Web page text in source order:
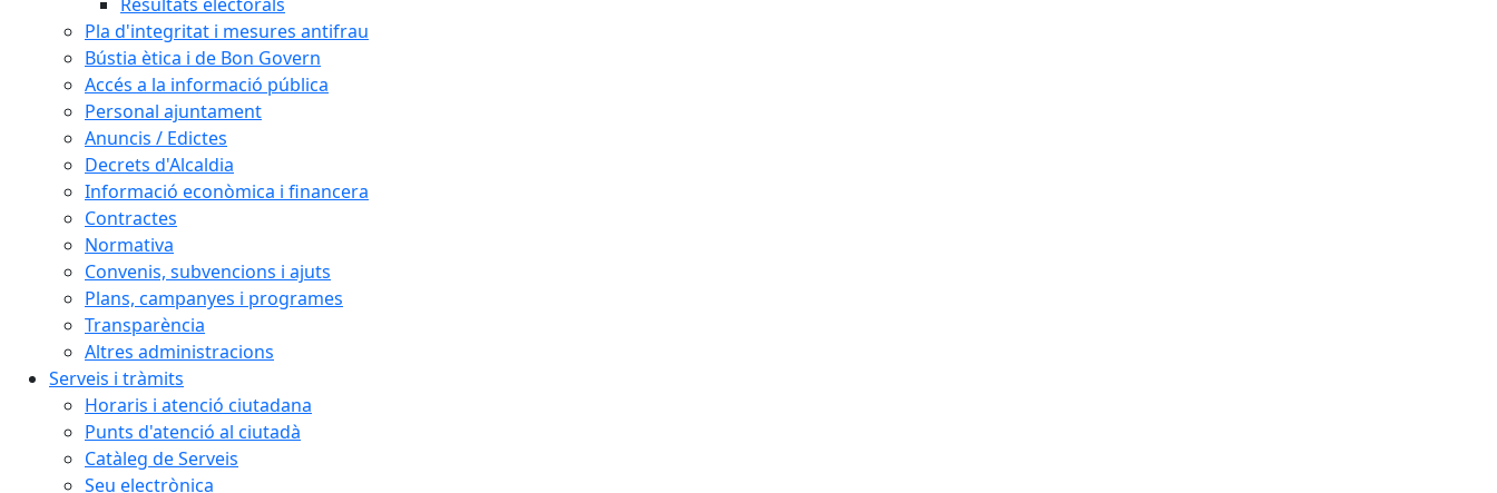
Pla d'integritat i mesures antifrau
Bústia ètica i de Bon Govern
Accés a la informació pública
Personal ajuntament
Anuncis / Edictes
Decrets d'Alcaldia
Informació econòmica i financera
Contractes
Normativa
Convenis, subvencions i ajuts
Plans, campanyes i programes
Transparència
Altres administracions
Serveis i tràmits
Horaris i atenció ciutadana
Punts d'atenció al ciutadà
Catàleg de Serveis
Seu electrònica